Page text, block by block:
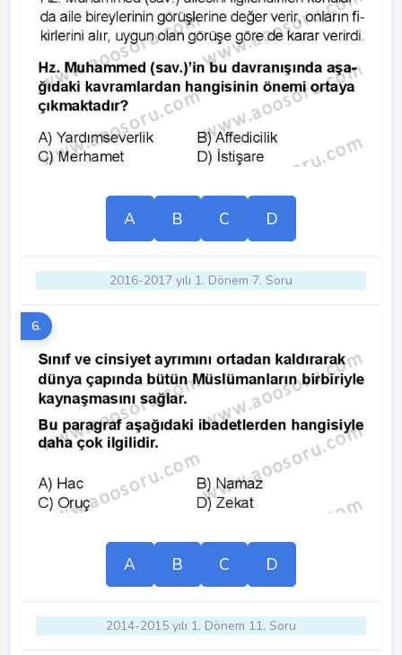
A B C D
2016-2017 yılı 1. Dönem 7. Soru
6.
A B C D
2014-2015 yılı 1. Dönem 11. Soru